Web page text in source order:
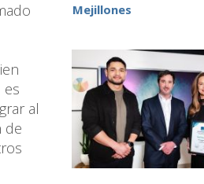
es
al
de
Mejillones